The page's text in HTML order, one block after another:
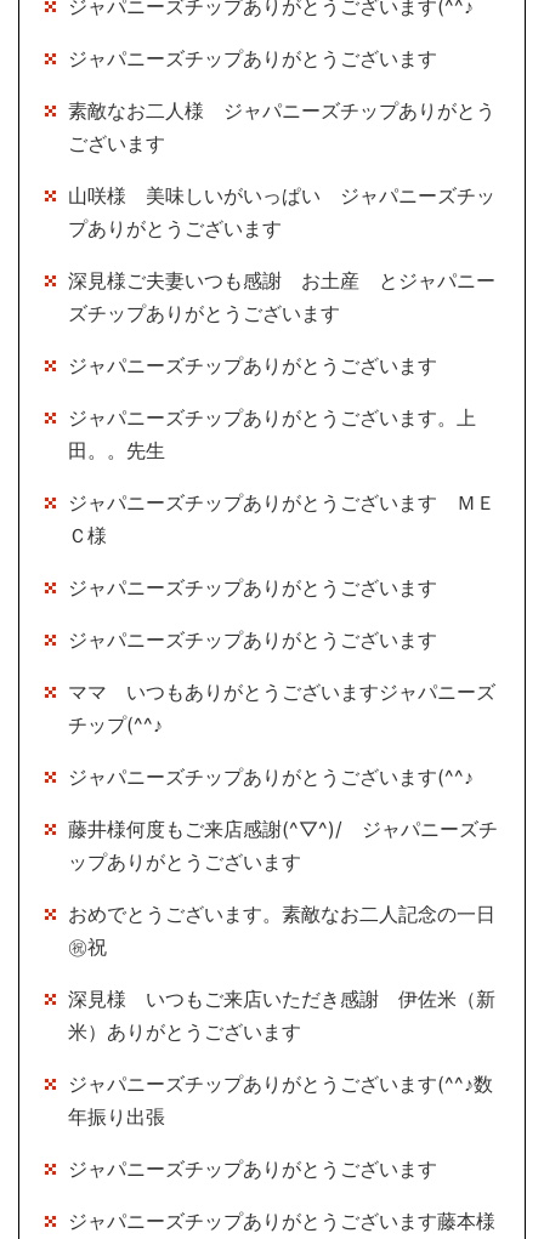
ジャパニーズチップありがとうございます(^^♪
ジャパニーズチップありがとうございます
素敵なお二人様 ジャパニーズチップありがとう
ございます
山咲様 美味しいがいっぱい ジャパニーズチッ
プありがとうございます
深見様ご夫妻いつも感謝 お土産 とジャパニー
ズチップありがとうございます
ジャパニーズチップありがとうございます
ジャパニーズチップありがとうございます。上
田。。先生
ジャパニーズチップありがとうございます ＭＥ
Ｃ様
ジャパニーズチップありがとうございます
ジャパニーズチップありがとうございます
ママ いつもありがとうございますジャパニーズ
チップ(^^♪
ジャパニーズチップありがとうございます(^^♪
藤井様何度もご来店感謝(^▽^)/ ジャパニーズチ
ップありがとうございます
おめでとうございます。素敵なお二人記念の一日
㊗祝
深見様 いつもご来店いただき感謝 伊佐米（新
米）ありがとうございます
ジャパニーズチップありがとうございます(^^♪数
年振り出張
ジャパニーズチップありがとうございます
ジャパニーズチップありがとうございます藤本様